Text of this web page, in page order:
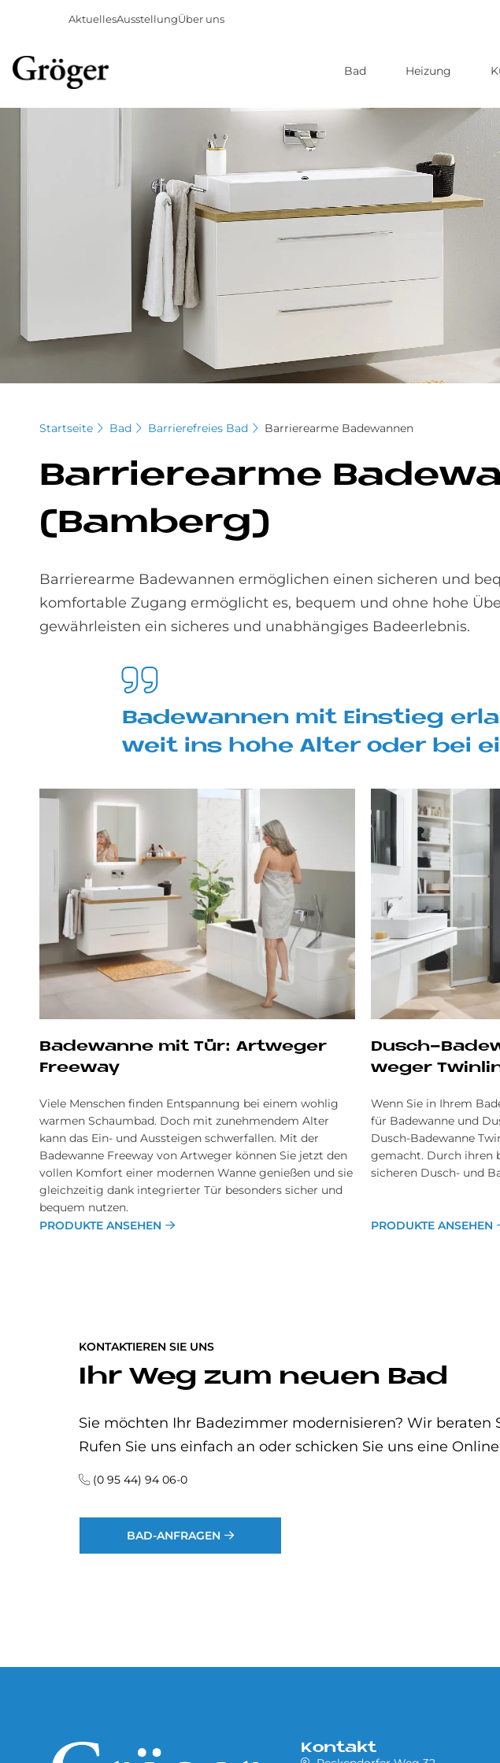
AktuellesAusstellungÜber uns
Bad Heizung
Startseite Bad Barrierefreies Bad Barrierearme Badewannen
Bar­rie­re­ar­me
(Bam­berg)
Barrierearme Badewannen ermöglichen einen sicheren und
komfortable Zugang ermöglicht es, bequem und ohne hohe
gewährleisten ein sicheres und unabhängiges Badeerlebnis.
Ba­de­wan­nen mit Ein­stieg
weit ins hohe Al­ter oder bei
Ba­de­wan­ne mit Tür: Art­we­ger
Free­way
Viele Menschen finden Entspannung bei einem wohlig
warmen Schaumbad. Doch mit zunehmendem Alter
kann das Ein- und Aussteigen schwerfallen. Mit der
Badewanne Freeway von Artweger können Sie jetzt den
vollen Komfort einer modernen Wanne genießen und sie
gleichzeitig dank integrierter Tür besonders sicher und
bequem nutzen.
PRODUKTE ANSEHEN
Dusch-
we­ger
Wenn Sie in Ihrem
für Badewanne und
Dusch-Badewanne
gemacht. Durch ihren
sicheren Dusch- und
PRODUKTE ANSEHEN
KONTAKTIEREN SIE UNS
Ihr Weg zum neuen Bad
Sie möchten Ihr Badezimmer modernisieren? Wir beraten
Rufen Sie uns einfach an oder schicken Sie uns eine
(0 95 44) 94 06-0
BAD-ANFRAGEN
Kontakt